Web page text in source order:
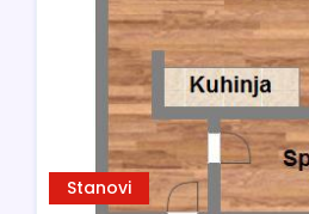
Stanovi